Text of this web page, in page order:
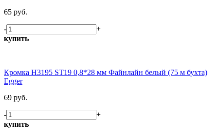
65 руб.
-
+
купить
Кромка H3195 ST19 0,8*28 мм Файнлайн белый (75 м бухта)
Egger
69 руб.
-
+
купить